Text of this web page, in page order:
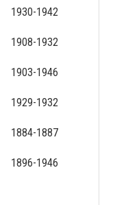
1930-1942
1908-1932
1903-1946
1929-1932
1884-1887
1896-1946